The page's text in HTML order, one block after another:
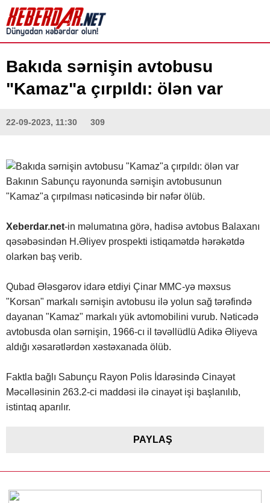
Bakıda sərnişin avtobusu
"Kamaz"a çırpıldı: ölən var
22-09-2023, 11:30 309
Bakının Sabunçu rayonunda sərnişin avtobusunun
"Kamaz"a çırpılması nəticəsində bir nəfər ölüb.
Xeberdar.net-in məlumatına görə, hadisə avtobus Balaxanı
qəsəbəsindən H.Əliyev prospekti istiqamətdə hərəkətdə
olarkən baş verib.
Qubad Ələsgərov idarə etdiyi Çinar MMC-yə məxsus
"Korsan" markalı sərnişin avtobusu ilə yolun sağ tərəfində
dayanan "Kamaz" markalı yük avtomobilini vurub. Nəticədə
avtobusda olan sərnişin, 1966-cı il təvəllüdlü Adikə Əliyeva
aldığı xəsarətlərdən xəstəxanada ölüb.
Faktla bağlı Sabunçu Rayon Polis İdarəsində Cinayət
Məcəlləsinin 263.2-ci maddəsi ilə cinayət işi başlanılıb,
istintaq aparılır.
PAYLAŞ